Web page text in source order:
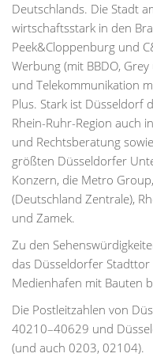
Deutschlands. Die Stadt
wirtschaftsstark in den
Peek&Cloppenburg und
Werbung (mit BBDO,
und Telekommunikation
Plus. Stark ist Düsseldorf
Rhein-Ruhr-Region auch
und Rechtsberatung
größten Düsseldorfer
Konzern, die Metro
(Deutschland Zentrale),
und Zamek.
Zu den
das Düsseldorfer
Medienhafen mit Bauten
Die Postleitzahlen von
40210–40629 und
(und auch 0203, 02104).